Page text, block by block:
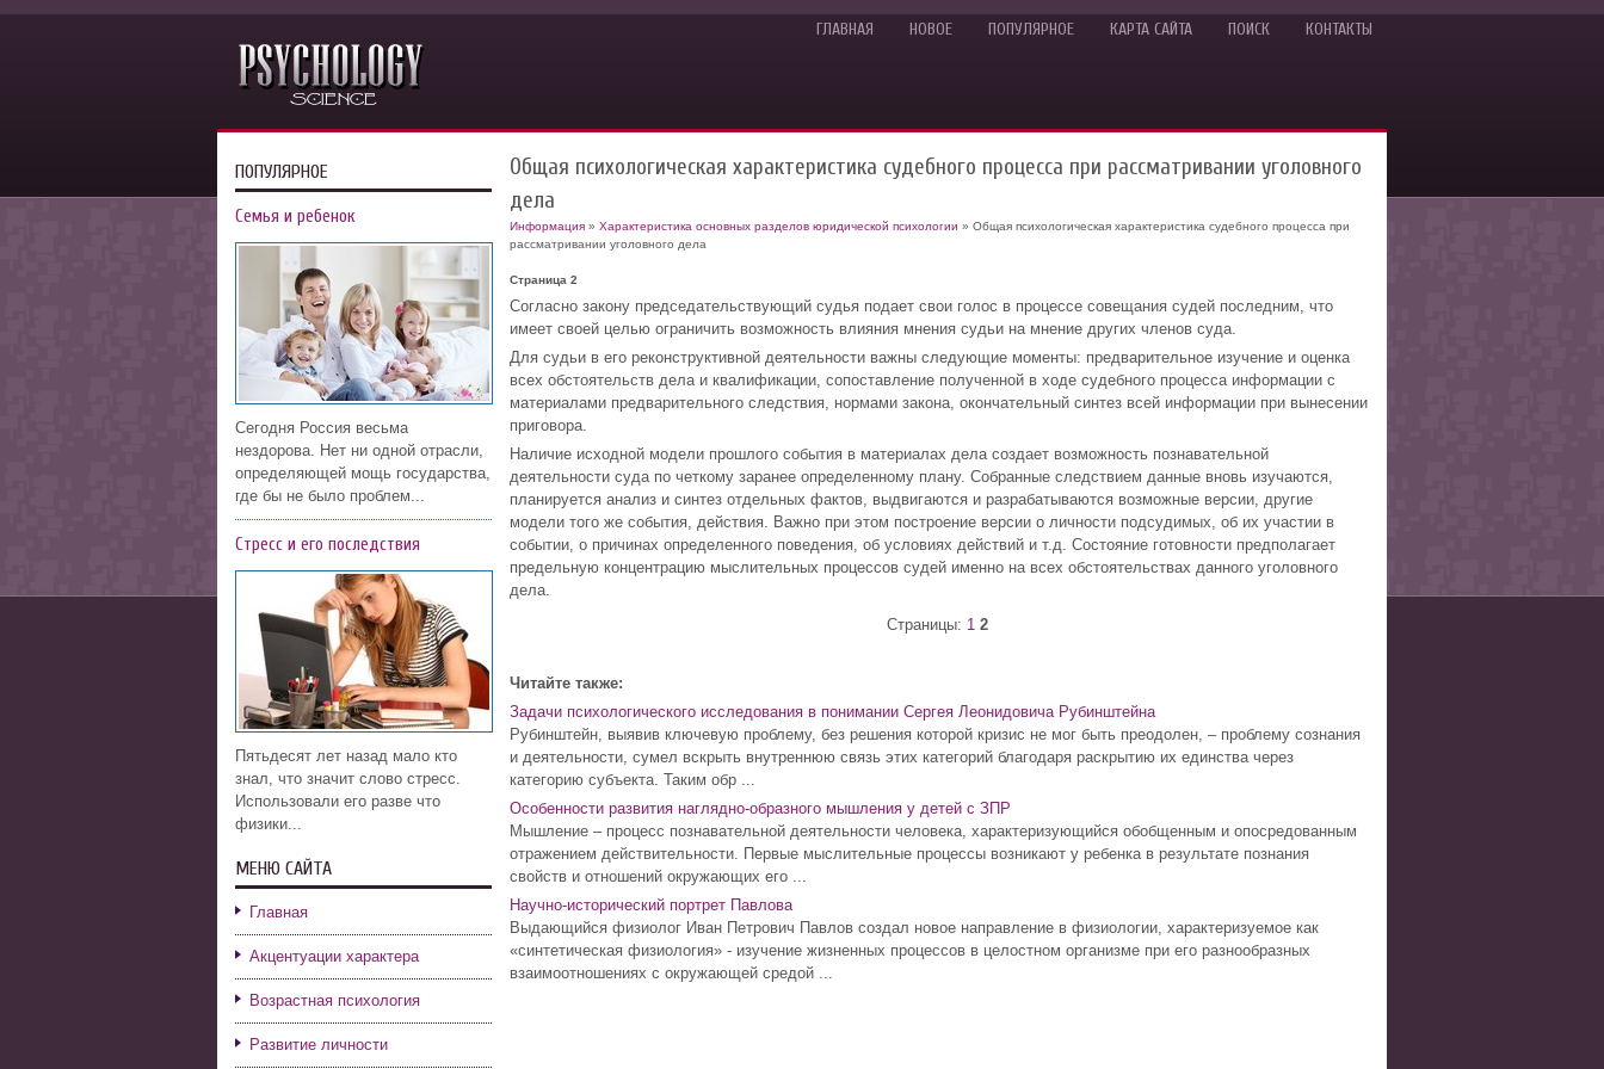
ГЛАВНАЯ НОВОЕ ПОПУЛЯРНОЕ КАРТА САЙТА ПОИСК КОНТАКТЫ
Общая психологическая характеристика судебного процесса при рассматривании уголовного
дела
Информация » Характеристика основных разделов юридической психологии » Общая психологическая характеристика судебного процесса при
рассматривании уголовного дела
Страница 2
Согласно закону председательствующий судья подает свои голос в процессе совещания судей последним, что
имеет своей целью ограничить возможность влияния мнения судьи на мнение других членов суда.
Для судьи в его реконструктивной деятельности важны следующие моменты: предварительное изучение и оценка
всех обстоятельств дела и квалификации, сопоставление полученной в ходе судебного процесса информации с
материалами предварительного следствия, нормами закона, окончательный синтез всей информации при вынесении
приговора.
Наличие исходной модели прошлого события в материалах дела создает возможность познавательной
деятельности суда по четкому заранее определенному плану. Собранные следствием данные вновь изучаются,
планируется анализ и синтез отдельных фактов, выдвигаются и разрабатываются возможные версии, другие
модели того же события, действия. Важно при этом построение версии о личности подсудимых, об их участии в
событии, о причинах определенного поведения, об условиях действий и т.д. Состояние готовности предполагает
предельную концентрацию мыслительных процессов судей именно на всех обстоятельствах данного уголовного
дела.
Страницы: 1 2
Читайте также:
Задачи психологического исследования в понимании Сергея Леонидовича Рубинштейна
Рубинштейн, выявив ключевую проблему, без решения которой кризис не мог быть преодолен, – проблему сознания
и деятельности, сумел вскрыть внутреннюю связь этих категорий благодаря раскрытию их единства через
категорию субъекта. Таким обр ...
Особенности развития наглядно-образного мышления у детей с ЗПР
Мышление – процесс познавательной деятельности человека, характеризующийся обобщенным и опосредованным
отражением действительности. Первые мыслительные процессы возникают у ребенка в результате познания
свойств и отношений окружающих его ...
Научно-исторический портрет Павлова
Выдающийся физиолог Иван Петрович Павлов создал новое направление в физиологии, характеризуемое как
«синтетическая физиология» - изучение жизненных процессов в целостном организме при его разнообразных
взаимоотношениях с окружающей средой ...
ПОПУЛЯРНОЕ
Семья и ребенок
Сегодня Россия весьма
нездорова. Нет ни одной отрасли,
определяющей мощь государства,
где бы не было проблем...
Стресс и его последствия
Пятьдесят лет назад мало кто
знал, что значит слово стресс.
Использовали его разве что
физики...
МЕНЮ САЙТА
Главная
Акцентуации характера
Возрастная психология
Развитие личности